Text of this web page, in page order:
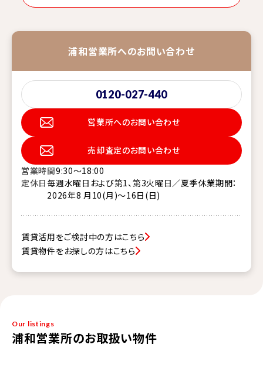
浦和営業所へのお問い合わせ
0120-027-440
営業所へのお問い合わせ
売却査定のお問い合わせ
営業時間9:30～18:00
定休日 毎週水曜日および第1、第3火曜日／夏季休業期間：
2026年8 月10(月)～16日(日)
賃貸活用をご検討中の方はこちら
賃貸物件をお探しの方はこちら
Our listings
浦和営業所のお取扱い物件